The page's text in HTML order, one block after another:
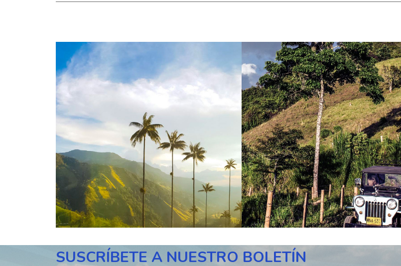
SUSCRÍBETE A NUESTRO BOLETÍN